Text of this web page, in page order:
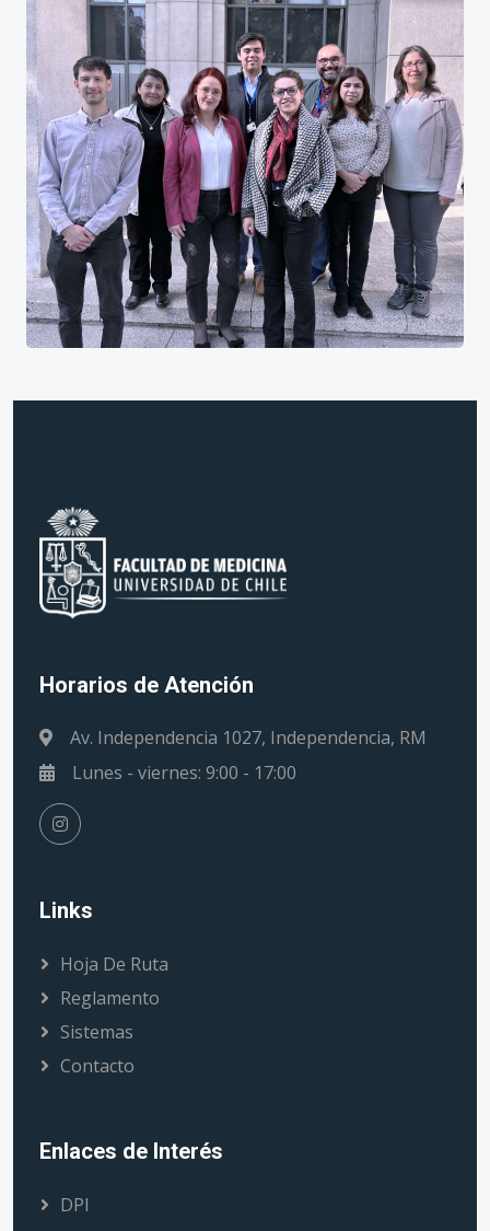
Horarios de Atención
Av. Independencia 1027, Independencia, RM
Lunes - viernes: 9:00 - 17:00
Links
Hoja De Ruta
Reglamento
Sistemas
Contacto
Enlaces de Interés
DPI